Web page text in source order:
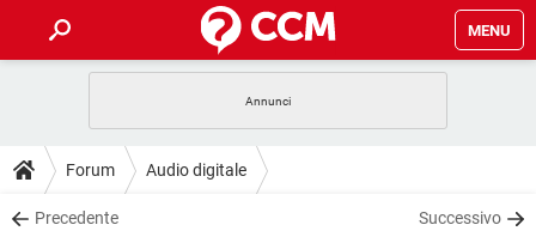
MENU
INTRATTENIMENTO
iOS
GUIDE
COVID-19
DOWNLOAD
Forum Audio digitale
Precedente Successivo